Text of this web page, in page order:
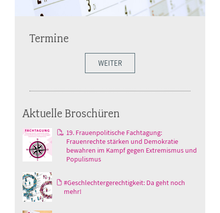
Termine
WEITER
Aktuelle Broschüren
19. Frauenpolitische Fachtagung:
Frauenrechte stärken und Demokratie
bewahren im Kampf gegen Extremismus und
Populismus
#Geschlechtergerechtigkeit: Da geht noch
mehr!